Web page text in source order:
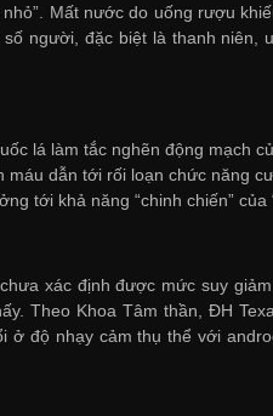
Mất nước do uống rượu
người, đặc biệt là thanh niên,
lá làm tắc nghẽn động mạch
dẫn tới rối loạn chức năng
tới khả năng “chinh chiến” của
xác định được mức suy
Theo Khoa Tâm thần, ĐH
độ nhạy cảm thụ thể với